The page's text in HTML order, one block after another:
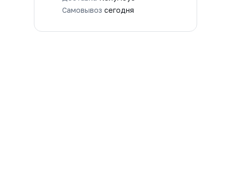
Самовывоз сегодня